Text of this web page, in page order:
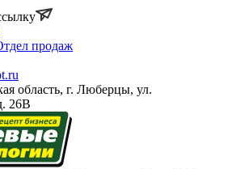
продаж
область, г. Люберцы, ул.
26В